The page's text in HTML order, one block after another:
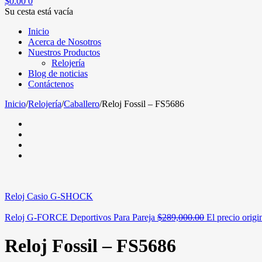
Su cesta está vacía
Inicio
Acerca de Nosotros
Nuestros Productos
Relojería
Blog de noticias
Contáctenos
Inicio/Relojería/Caballero/Reloj Fossil – FS5686
Reloj Casio G-SHOCK
Reloj G-FORCE Deportivos Para Pareja $289,000.00 El precio
Reloj Fossil – FS5686